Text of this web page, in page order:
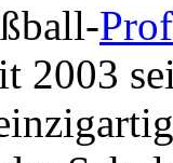
2003